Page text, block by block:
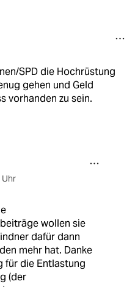
SPD die Hochrüstung
gehen und Geld
vorhanden zu sein.
Uhr
wollen sie
dafür dann
mehr hat. Danke
für die Entlastung
(der